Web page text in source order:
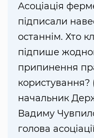
Асоціація
підписали
останнім. Хто
підпише
припинення
користування?
начальник
Вадиму
голова